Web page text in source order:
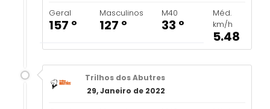
Geral
157 º
Masculinos
127 º
M40
33 º
Méd.
km/h
5.48
Trilhos dos Abutres
29, Janeiro de 2022